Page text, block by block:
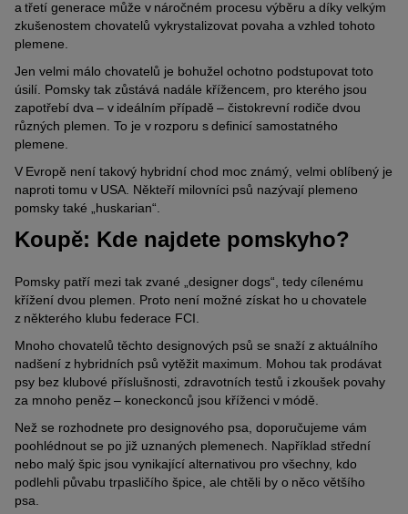
a třetí generace může v náročném procesu výběru a díky velkým
zkušenostem chovatelů vykrystalizovat povaha a vzhled tohoto
plemene.
Jen velmi málo chovatelů je bohužel ochotno podstupovat toto
úsilí. Pomsky tak zůstává nadále křížencem, pro kterého jsou
zapotřebí dva – v ideálním případě – čistokrevní rodiče dvou
různých plemen. To je v rozporu s definicí samostatného
plemene.
V Evropě není takový hybridní chod moc známý, velmi oblíbený je
naproti tomu v USA. Někteří milovníci psů nazývají plemeno
pomsky také „huskarian“.
Koupě: Kde najdete pomskyho?
Pomsky patří mezi tak zvané „designer dogs“, tedy cílenému
křížení dvou plemen. Proto není možné získat ho u chovatele
z některého klubu federace FCI.
Mnoho chovatelů těchto designových psů se snaží z aktuálního
nadšení z hybridních psů vytěžit maximum. Mohou tak prodávat
psy bez klubové příslušnosti, zdravotních testů i zkoušek povahy
za mnoho peněz – koneckonců jsou kříženci v módě.
Než se rozhodnete pro designového psa, doporučujeme vám
poohlédnout se po již uznaných plemenech. Například střední
nebo malý špic jsou vynikající alternativou pro všechny, kdo
podlehli půvabu trpasličího špice, ale chtěli by o něco většího
psa.